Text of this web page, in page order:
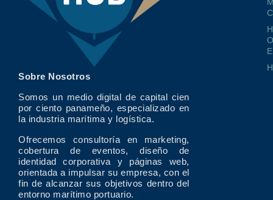
Sobre Nosotros
Somos un medio digital de capital cien
por ciento panameño, especializado en
la industria marítima y logística.
Ofrecemos consultoría en marketing,
cobertura de eventos, diseño de
identidad corporativa y páginas web,
orientada a impulsar su empresa, con el
fin de alcanzar sus objetivos dentro del
entorno marítimo portuario.